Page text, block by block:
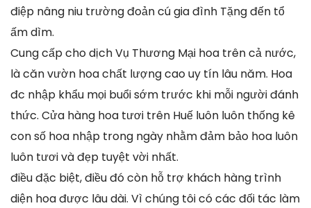
điệp nâng niu trường đoản cú gia đình Tặng đến tổ
ấm dìm.
Cung cấp cho dịch Vụ Thương Mại hoa trên cả nước,
là căn vườn hoa chất lượng cao uy tín lâu năm. Hoa
đc nhập khẩu mọi buổi sớm trước khi mỗi người đánh
thức. Cửa hàng hoa tươi trên Huế luôn luôn thống kê
con số hoa nhập trong ngày nhằm đảm bảo hoa luôn
luôn tươi và đẹp tuyệt vời nhất.
điều đặc biệt, điều đó còn hỗ trợ khách hàng trình
diện hoa được lâu dài. Vì chúng tôi có các đối tác làm